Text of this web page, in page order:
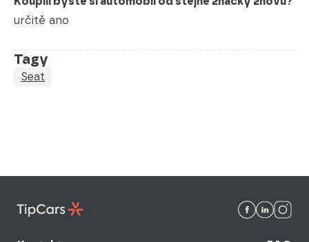
určitě ano
Tagy
Seat